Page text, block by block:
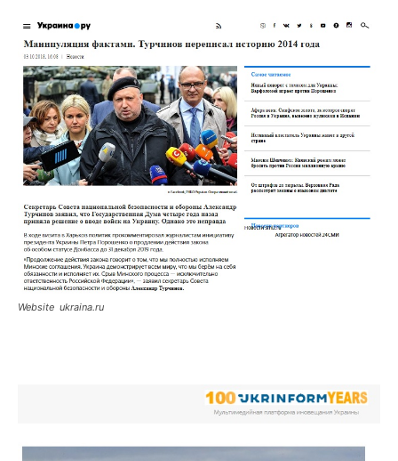
Website ukraina.ru